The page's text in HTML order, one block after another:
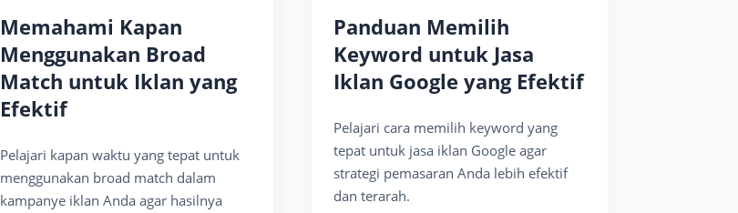
Memahami Kapan
Menggunakan Broad
Match untuk Iklan yang
Efektif
Pelajari kapan waktu yang tepat untuk
menggunakan broad match dalam
kampanye iklan Anda agar hasilnya
Panduan Memilih
Keyword untuk Jasa
Iklan Google yang Efektif
Pelajari cara memilih keyword yang
tepat untuk jasa iklan Google agar
strategi pemasaran Anda lebih efektif
dan terarah.